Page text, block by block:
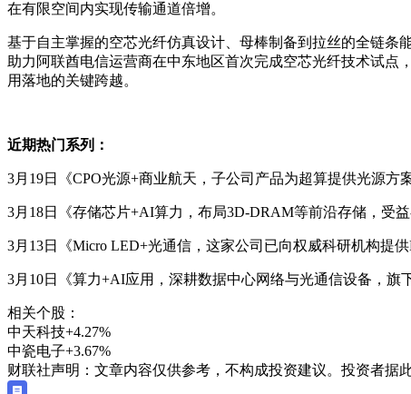
在有限空间内实现传输通道倍增。
基于自主掌握的空芯光纤仿真设计、母棒制备到拉丝的全链条
助力阿联酋电信运营商在中东地区首次完成空芯光纤技术试点
用落地的关键跨越。
近期热门系列：
3月19日《CPO光源+商业航天，子公司产品为超算提供光源
3月18日《存储芯片+AI算力，布局3D-DRAM等前沿存储，受
3月13日《Micro LED+光通信，这家公司已向权威科研机构提
3月10日《算力+AI应用，深耕数据中心网络与光通信设备，
相关个股：
中天科技+4.27%
中瓷电子+3.67%
财联社声明：文章内容仅供参考，不构成投资建议。投资者据